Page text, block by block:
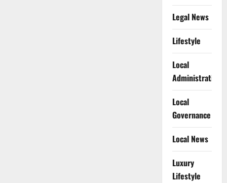
Legal News
Lifestyle
Local
Administration
Local
Governance
Local News
Luxury
Lifestyle